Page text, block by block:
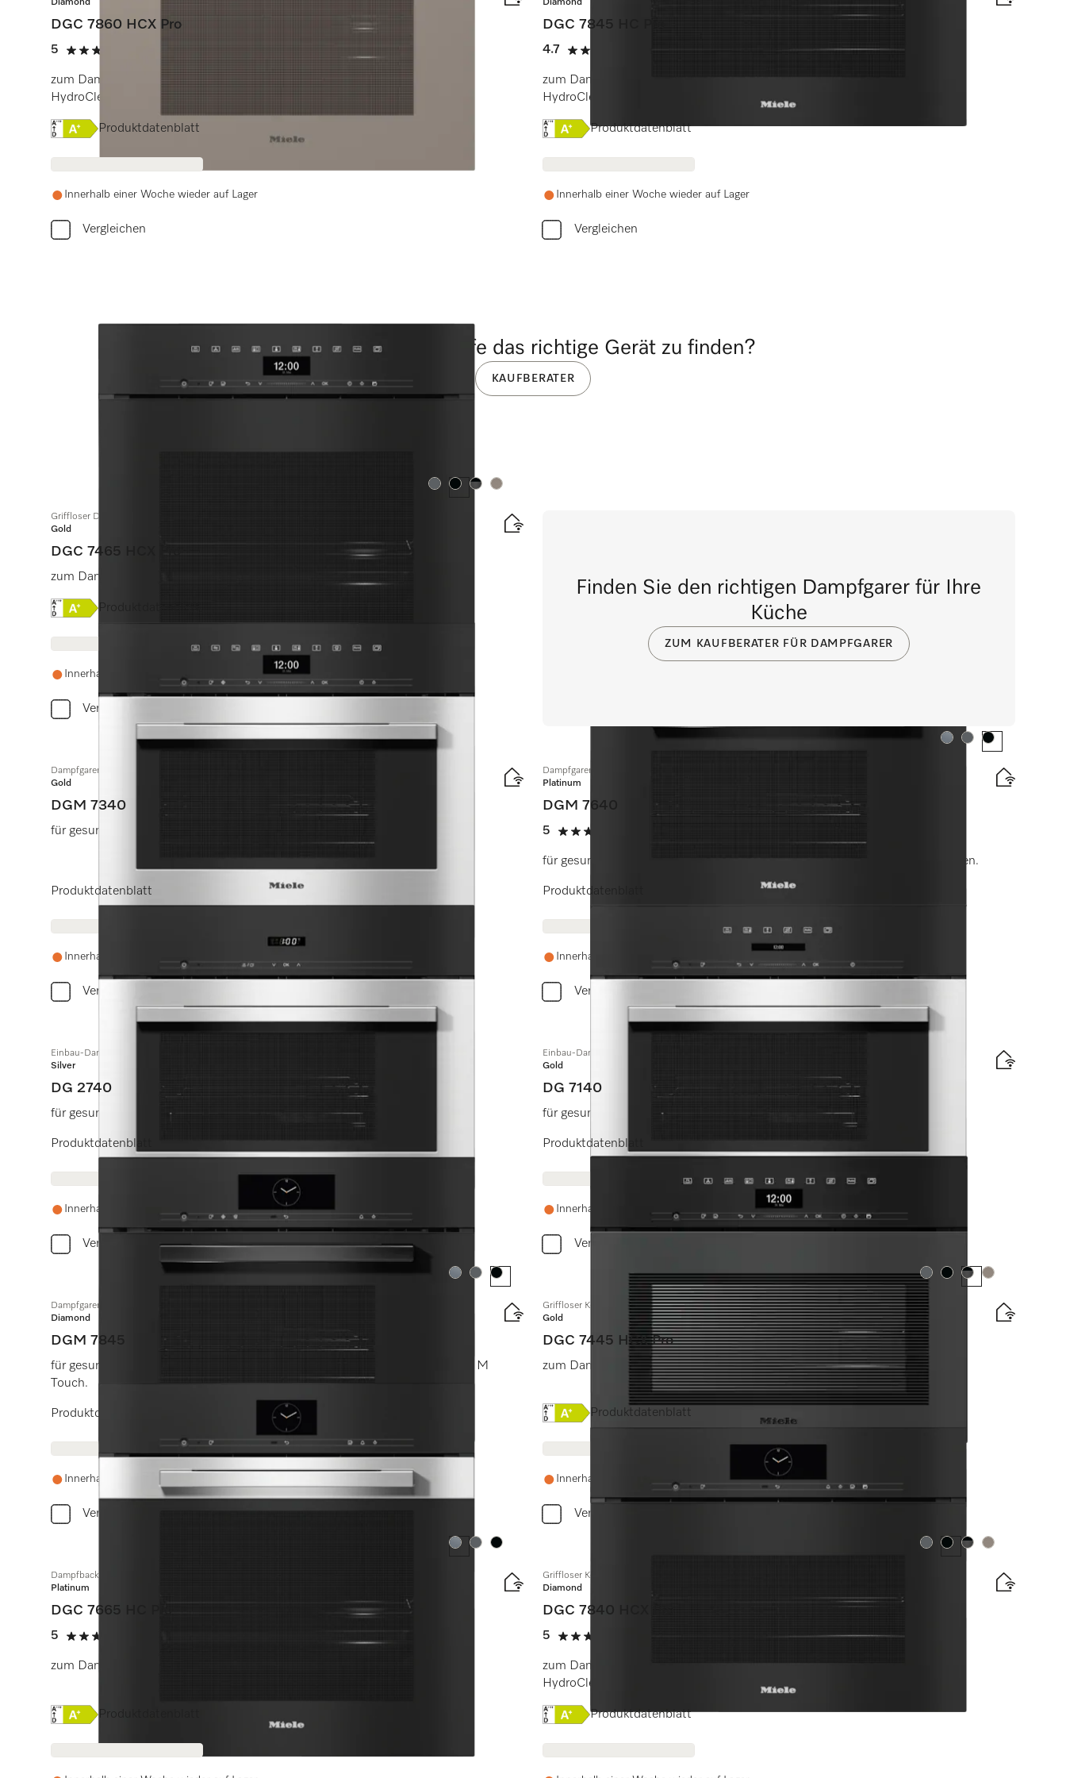
Diamond
DGC 7860 HCX Pro
5
5 Sterne von 5
zum Dampfgaren, Backen, Braten mit kabellosem Speisenthermometer +
HydroClean.
Onlinelabel Image, Energielabel
Produktdatenblatt
Innerhalb einer Woche wieder auf Lager
Vergleichen
Diamond
DGC 7845 HC Pro
4.7
4.7 Sterne von 5
zum Dampfgaren, Backen, Braten mit kabellosem Speisenthermometer +
HydroClean.
Onlinelabel Image, Energielabel
Produktdatenblatt
Innerhalb einer Woche wieder auf Lager
Vergleichen
Farbe:Farbe:Farbe:Farbe:
Griffloser Dampfbackofen mit Frisch- und Abwasseranschluss
Gold
DGC 7465 HCX Pro
zum Dampfgaren, Backen, Braten mit Vernetzung + HydroClean.
Onlinelabel Image, Energielabel
Produktdatenblatt
Innerhalb einer Woche wieder auf Lager
Vergleichen
Dampfgarer mit Mikrowelle
Gold
DGM 7340
für gesundes Kochen und schnelles Erwärmen mit Vernetzung.
Produktdatenblatt
Innerhalb einer Woche wieder auf Lager
Vergleichen
Farbe:Farbe:Farbe:
Dampfgarer mit Mikrowelle
Platinum
DGM 7640
5
5 Sterne von 5
für gesundes Kochen und schnelles Erwärmen mit Vernetzung und Menügaren.
Produktdatenblatt
Innerhalb einer Woche wieder auf Lager
Vergleichen
Einbau-Dampfgarer
Silver
DG 2740
für gesundes Kochen mit Automatikprogrammen.
Produktdatenblatt
Innerhalb einer Woche wieder auf Lager
Vergleichen
Einbau-Dampfgarer
Gold
DG 7140
für gesundes Kochen mit Automatikprogrammen und Vernetzung.
Produktdatenblatt
Innerhalb einer Woche wieder auf Lager
Vergleichen
Farbe:Farbe:Farbe:
Dampfgarer mit Mikrowelle und Frischwasseranschluss
Diamond
DGM 7845
für gesundes Kochen und schnelles Erwärmen mit Vernetzung, Menügaren + M
Touch.
Produktdatenblatt
Innerhalb einer Woche wieder auf Lager
Vergleichen
Farbe:Farbe:Farbe:Farbe:
Griffloser Kompakt-Dampfbackofen mit Frisch- und Abwasseranschluss
Gold
DGC 7445 HCX Pro
zum Dampfgaren, Backen, Braten mit Vernetzung + HydroClean.
Onlinelabel Image, Energielabel
Produktdatenblatt
Innerhalb einer Woche wieder auf Lager
Vergleichen
Farbe:Farbe:Farbe:
Dampfbackofen mit Frisch- und Abwasseranschluss
Platinum
DGC 7665 HC Pro
5
5 Sterne von 5
zum Dampfgaren, Backen, Braten mit Speisenthermometer + HydroClean.
Onlinelabel Image, Energielabel
Farbe:Farbe:Farbe:Farbe:
Griffloser Kompakt-Dampfbackofen
Diamond
DGC 7840 HCX Pro
5
5 Sterne von 5
zum Dampfgaren, Backen, Braten mit kabellosem Speisenthermometer +
HydroClean.
Onlinelabel Image, Energielabel
Produktdatenblatt
Benötigen Sie Hilfe das richtige Gerät zu finden?
KAUFBERATER
Finden Sie den richtigen Dampfgarer für Ihre
Küche
ZUM KAUFBERATER FÜR DAMPFGARER